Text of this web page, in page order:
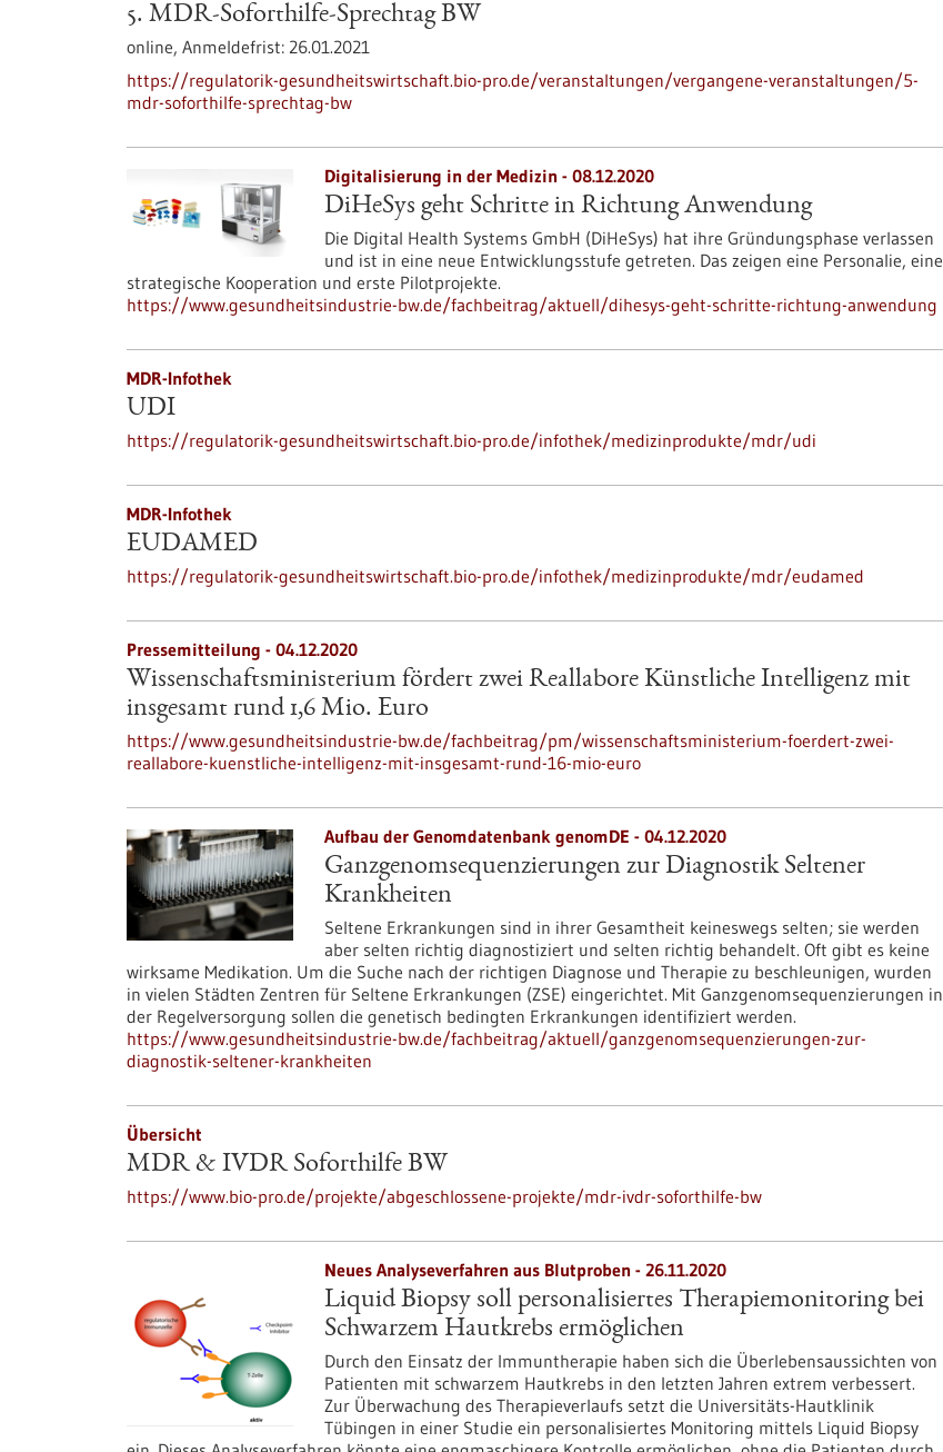
5. MDR-Soforthilfe-Sprechtag BW
online, Anmeldefrist: 26.01.2021
https://regulatorik-gesundheitswirtschaft.bio-pro.de/veranstaltungen/vergangene-veranstaltungen/5-
mdr-soforthilfe-sprechtag-bw
Digitalisierung in der Medizin - 08.12.2020
DiHeSys geht Schritte in Richtung Anwendung
Die Digital Health Systems GmbH (DiHeSys) hat ihre Gründungsphase verlassen
und ist in eine neue Entwicklungsstufe getreten. Das zeigen eine Personalie, eine
strategische Kooperation und erste Pilotprojekte.
https://www.gesundheitsindustrie-bw.de/fachbeitrag/aktuell/dihesys-geht-schritte-richtung-anwendung
MDR-Infothek
UDI
https://regulatorik-gesundheitswirtschaft.bio-pro.de/infothek/medizinprodukte/mdr/udi
MDR-Infothek
EUDAMED
https://regulatorik-gesundheitswirtschaft.bio-pro.de/infothek/medizinprodukte/mdr/eudamed
Pressemitteilung - 04.12.2020
Wissenschaftsministerium fördert zwei Reallabore Künstliche Intelligenz mit
insgesamt rund 1,6 Mio. Euro
https://www.gesundheitsindustrie-bw.de/fachbeitrag/pm/wissenschaftsministerium-foerdert-zwei-
reallabore-kuenstliche-intelligenz-mit-insgesamt-rund-16-mio-euro
Aufbau der Genomdatenbank genomDE - 04.12.2020
Ganzgenomsequenzierungen zur Diagnostik Seltener
Krankheiten
Seltene Erkrankungen sind in ihrer Gesamtheit keineswegs selten; sie werden
aber selten richtig diagnostiziert und selten richtig behandelt. Oft gibt es keine
wirksame Medikation. Um die Suche nach der richtigen Diagnose und Therapie zu beschleunigen, wurden
in vielen Städten Zentren für Seltene Erkrankungen (ZSE) eingerichtet. Mit Ganzgenomsequenzierungen in
der Regelversorgung sollen die genetisch bedingten Erkrankungen identifiziert werden.
https://www.gesundheitsindustrie-bw.de/fachbeitrag/aktuell/ganzgenomsequenzierungen-zur-
diagnostik-seltener-krankheiten
Übersicht
MDR & IVDR Soforthilfe BW
https://www.bio-pro.de/projekte/abgeschlossene-projekte/mdr-ivdr-soforthilfe-bw
Neues Analyseverfahren aus Blutproben - 26.11.2020
Liquid Biopsy soll personalisiertes Therapiemonitoring bei
Schwarzem Hautkrebs ermöglichen
Durch den Einsatz der Immuntherapie haben sich die Überlebensaussichten von
Patienten mit schwarzem Hautkrebs in den letzten Jahren extrem verbessert.
Zur Überwachung des Therapieverlaufs setzt die Universitäts-Hautklinik
Tübingen in einer Studie ein personalisiertes Monitoring mittels Liquid Biopsy